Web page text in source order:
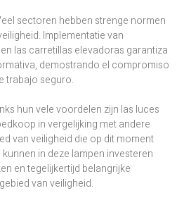
sectoren hebben strenge normen
Implementatie van
en las carretillas elevadoras garantiza
demostrando el compromiso
trabajo seguro.
hun vele voordelen zijn las luces
in vergelijking met andere
van veiligheid die op dit moment
in deze lampen investeren
en tegelijkertijd belangrijke
van veiligheid.